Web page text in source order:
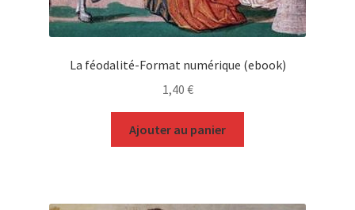
La féodalité-Format numérique (ebook)
1,40 €
Ajouter au panier